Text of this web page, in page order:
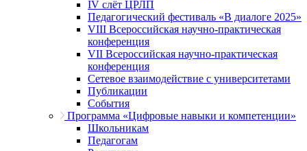
IV слёт ЦРЛП
Педагогический фестиваль «В диалоге 2025»
VIII Всероссийская научно-практическая
конференция
VII Всероссийская научно-практическая
конференция
Сетевое взаимодействие с университетами
Публикации
События
Программа «Цифровые навыки и компетенции»
Школьникам
Педагогам